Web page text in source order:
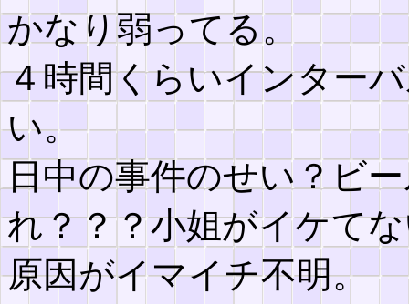
かなり弱ってる。
４時間くらいインター
い。
日中の事件のせい？ビ
れ？？？小姐がイケて
原因がイマイチ不明。